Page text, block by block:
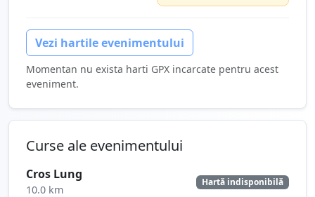
Vezi hartile evenimentului
Momentan nu exista harti GPX incarcate pentru acest
eveniment.
Curse ale evenimentului
Cros Lung
10.0 km
Hartă indisponibilă